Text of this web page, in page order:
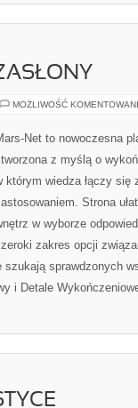
MOŻLIWOŚĆ
Net to nowoczesna
z myślą o
którym wiedza łączy się
Strona
w wyborze
zakres opcji
sprawdzonych
i Detale